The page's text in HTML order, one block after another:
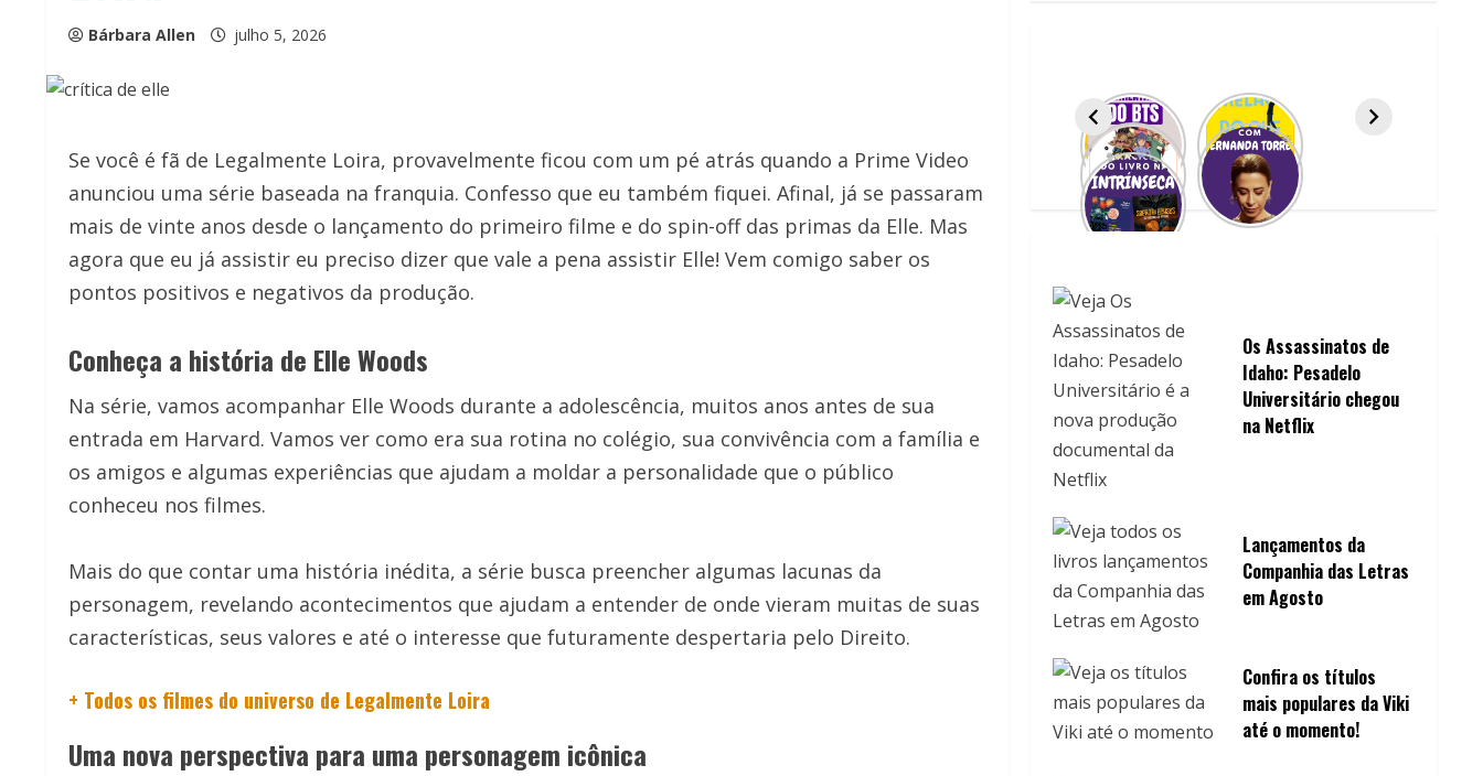
Bárbara Allen julho 5, 2026
Se você é fã de Legalmente Loira, provavelmente ficou com um pé atrás quando a Prime Video
anunciou uma série baseada na franquia. Confesso que eu também fiquei. Afinal, já se passaram
mais de vinte anos desde o lançamento do primeiro filme e do spin-off das primas da Elle. Mas
agora que eu já assistir eu preciso dizer que vale a pena assistir Elle! Vem comigo saber os
pontos positivos e negativos da produção.
Conheça a história de Elle Woods
Na série, vamos acompanhar Elle Woods durante a adolescência, muitos anos antes de sua
entrada em Harvard. Vamos ver como era sua rotina no colégio, sua convivência com a família e
os amigos e algumas experiências que ajudam a moldar a personalidade que o público
conheceu nos filmes.
Mais do que contar uma história inédita, a série busca preencher algumas lacunas da
personagem, revelando acontecimentos que ajudam a entender de onde vieram muitas de suas
características, seus valores e até o interesse que futuramente despertaria pelo Direito.
+ Todos os filmes do universo de Legalmente Loira
Uma nova perspectiva para uma personagem icônica
Os Assassinatos de
Idaho: Pesadelo
Universitário chegou
na Netflix
Lançamentos da
Companhia das Letras
em Agosto
Confira os títulos
mais populares da Viki
até o momento!